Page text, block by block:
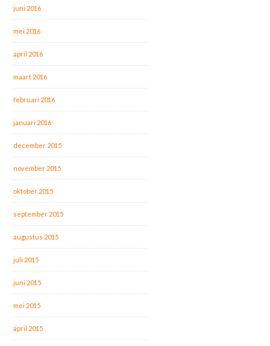
juni 2016
mei 2016
april 2016
maart 2016
februari 2016
januari 2016
december 2015
november 2015
oktober 2015
september 2015
augustus 2015
juli 2015
juni 2015
mei 2015
april 2015